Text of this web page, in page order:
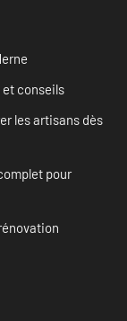
conseils
les artisans dès
pour